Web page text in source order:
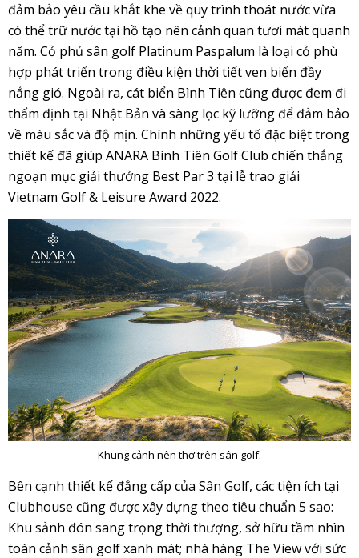
đảm bảo yêu cầu khắt khe về quy trình thoát nước vừa
có thể trữ nước tại hồ tạo nên cảnh quan tươi mát quanh
năm. Cỏ phủ sân golf Platinum Paspalum là loại cỏ phù
hợp phát triển trong điều kiện thời tiết ven biển đầy
nắng gió. Ngoài ra, cát biển Bình Tiên cũng được đem đi
thẩm định tại Nhật Bản và sàng lọc kỹ lưỡng để đảm bảo
về màu sắc và độ mịn. Chính những yếu tố đặc biệt trong
thiết kế đã giúp ANARA Bình Tiên Golf Club chiến thắng
ngoạn mục giải thưởng Best Par 3 tại lễ trao giải
Vietnam Golf & Leisure Award 2022.
Khung cảnh nên thơ trên sân golf.
Bên cạnh thiết kế đẳng cấp của Sân Golf, các tiện ích tại
Clubhouse cũng được xây dựng theo tiêu chuẩn 5 sao:
Khu sảnh đón sang trọng thời thượng, sở hữu tầm nhìn
toàn cảnh sân golf xanh mát; nhà hàng The View với sức